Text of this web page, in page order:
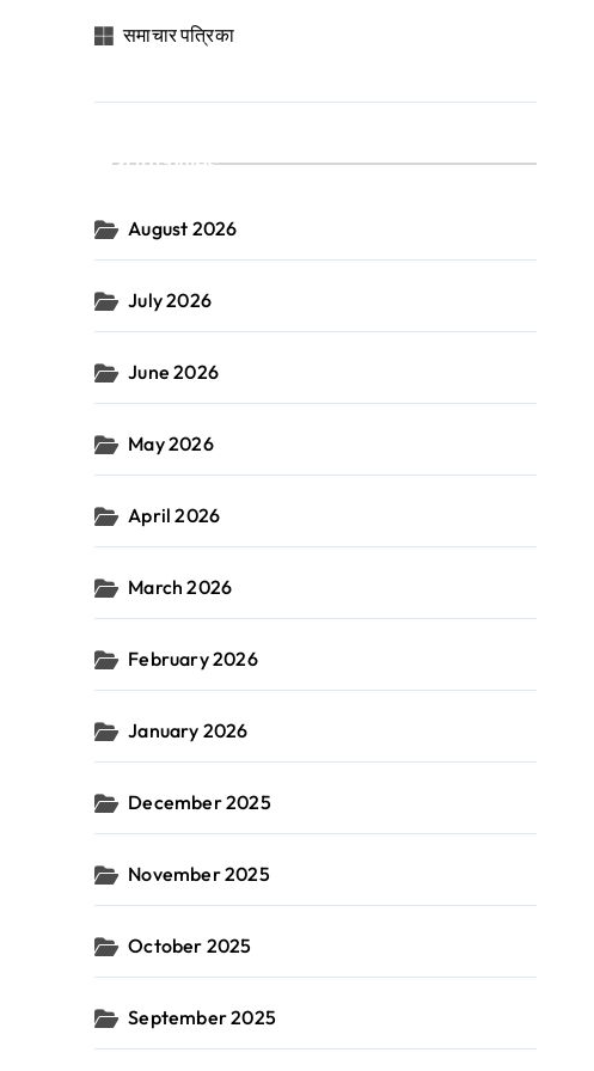
समाचार पत्रिका
Archives
August 2026
July 2026
June 2026
May 2026
April 2026
March 2026
February 2026
January 2026
December 2025
November 2025
October 2025
September 2025